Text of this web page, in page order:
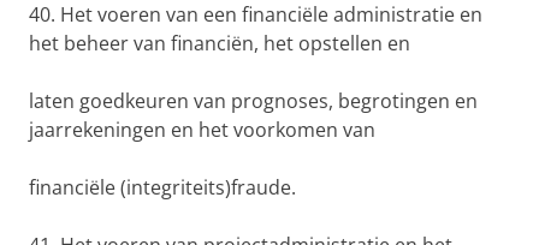
40. Het voeren van een financiële administratie en
het beheer van financiën, het opstellen en
laten goedkeuren van prognoses, begrotingen en
jaarrekeningen en het voorkomen van
financiële (integriteits)fraude.